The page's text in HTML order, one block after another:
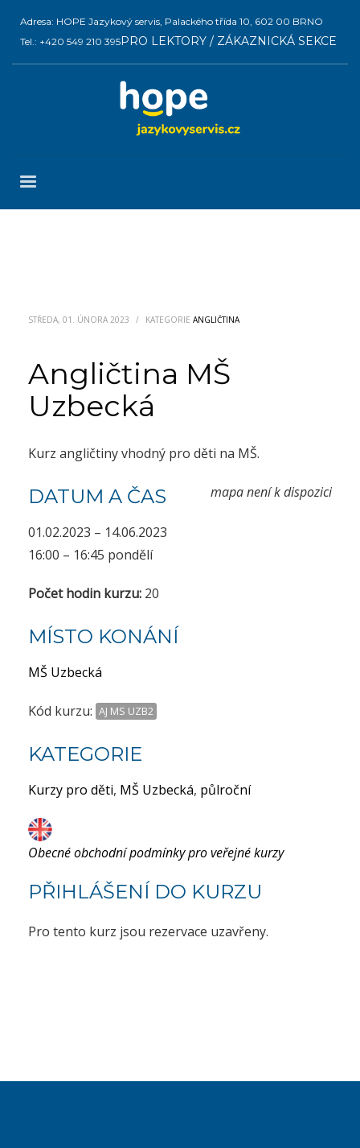
Adresa: HOPE Jazykový servis, Palackého třída 10, 602 00 BRNO
Tel.: +420 549 210 395PRO LEKTORY / ZÁKAZNICKÁ SEKCE
STŘEDA, 01. ÚNORA 2023 / KATEGORIE ANGLIČTINA
Angličtina MŠ
Uzbecká
Kurz angličtiny vhodný pro děti na MŠ.
mapa není k dispozici
DATUM A ČAS
01.02.2023 – 14.06.2023
16:00 – 16:45 pondělí
Počet hodin kurzu: 20
MÍSTO KONÁNÍ
MŠ Uzbecká
Kód kurzu: AJ MS UZB2
KATEGORIE
Kurzy pro děti, MŠ Uzbecká, půlroční
Obecné obchodní podmínky pro veřejné kurzy
PŘIHLÁŠENÍ DO KURZU
Pro tento kurz jsou rezervace uzavřeny.